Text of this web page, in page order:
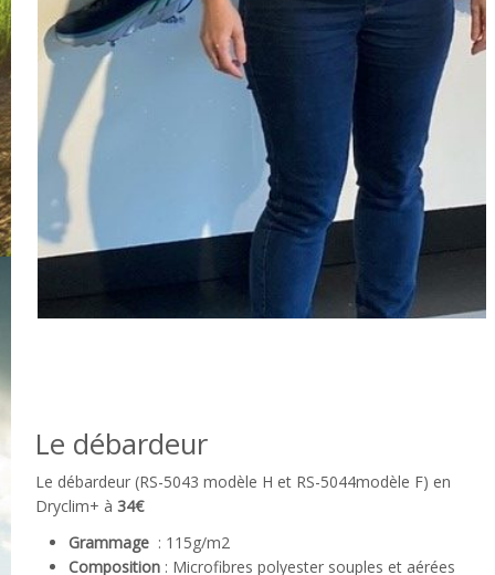
Le débardeur
Le débardeur (RS-5043 modèle H et RS-5044modèle F) en
Dryclim+ à 34€
Grammage : 115g/m2
Composition : Microfibres polyester souples et aérées